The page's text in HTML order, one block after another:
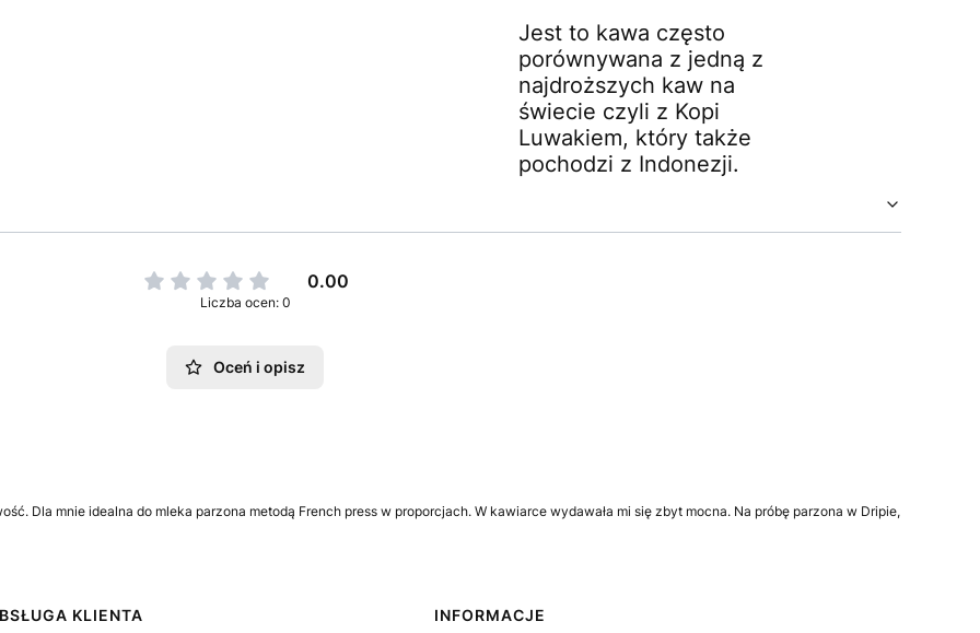
Jest to kawa często
porównywana z jedną z
najdroższych kaw na
świecie czyli z Kopi
Luwakiem, który także
pochodzi z Indonezji.
0.00
Liczba ocen: 0
Oceń i opisz
Dla mnie idealna do mleka parzona metodą French press w proporcjach. W kawiarce wydawała mi się zbyt mocna. Na próbę parzona w Dripie,
KLIENTA INFORMACJE